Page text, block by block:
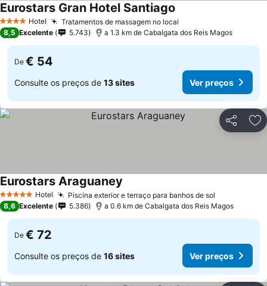
4 EstrelasHotel Tratamentos de massagem no local
Eurostars Gran Hotel Santiago
8,5 Excelente 5.743 a 1.3 km de Cabalgata dos Reis Magos
De € 54
Consulte os preços de 13 sites Ver preços
Partilhar
5 Estrelas Hotel Piscina exterior e terraço para banhos de sol
Eurostars Araguaney
8,6 Excelente 5.386 a 0.6 km de Cabalgata dos Reis Magos
De € 72
Consulte os preços de 16 sites Ver preços